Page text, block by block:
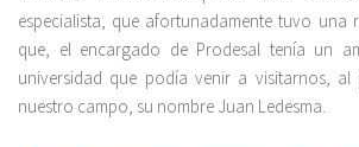
especialista, que afortunadamente tuvo una
que, el encargado de Prodesal tenía un
universidad que podía venir a visitarnos,
nuestro campo, su nombre Juan Ledesma.